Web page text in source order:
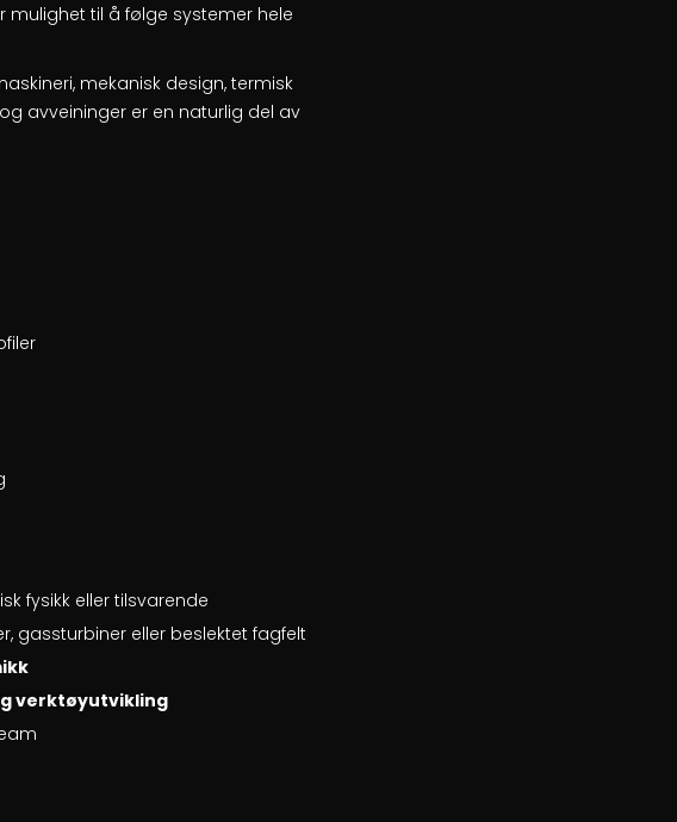
mulighet til å følge systemer hele
mekanisk design, termisk
avveininger er en naturlig del av
fysikk eller tilsvarende
gassturbiner eller beslektet fagfelt
verktøyutvikling